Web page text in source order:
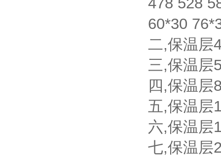
60*30
二,保温层
三,保温层
四,保温层
五,保温层
六,保温层
七,保温层